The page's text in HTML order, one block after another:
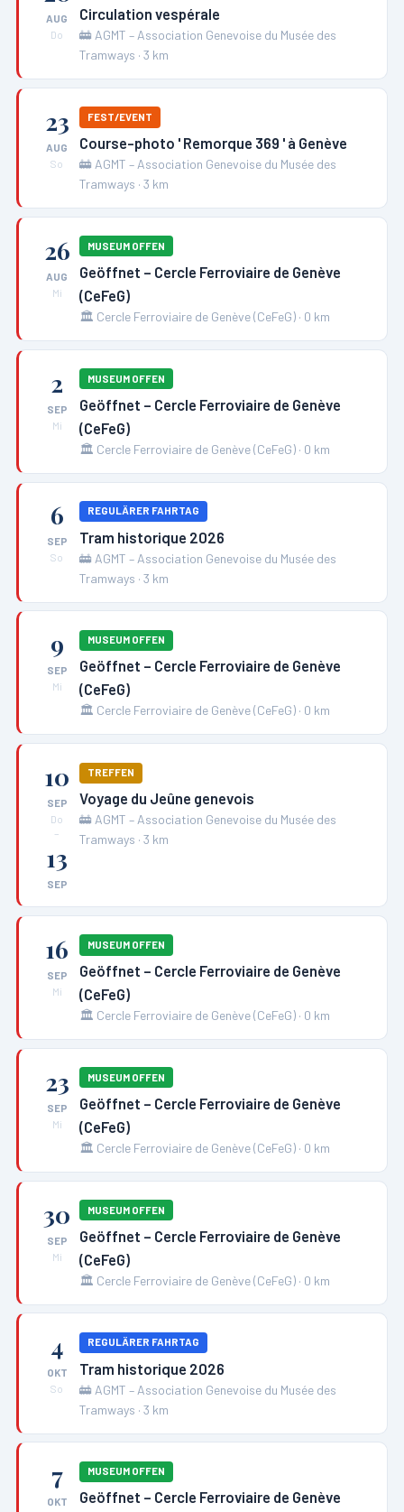
AUG
Do
Circulation vespérale
🚋 AGMT – Association Genevoise du Musée des
Tramways ·3 km
23
AUG
So
FEST/EVENT
Course-photo ' Remorque 369 ' à Genève
🚋 AGMT – Association Genevoise du Musée des
Tramways ·3 km
26
AUG
Mi
MUSEUM OFFEN
Geöffnet – Cercle Ferroviaire de Genève
(CeFeG)
🏛️ Cercle Ferroviaire de Genève (CeFeG) · 0 km
2
SEP
Mi
MUSEUM OFFEN
Geöffnet – Cercle Ferroviaire de Genève
(CeFeG)
🏛️ Cercle Ferroviaire de Genève (CeFeG) · 0 km
6
SEP
So
REGULÄRER FAHRTAG
Tram historique 2026
🚋 AGMT – Association Genevoise du Musée des
Tramways ·3 km
9
SEP
Mi
MUSEUM OFFEN
Geöffnet – Cercle Ferroviaire de Genève
(CeFeG)
🏛️ Cercle Ferroviaire de Genève (CeFeG) · 0 km
10
SEP
Do
–
13
SEP
TREFFEN
Voyage du Jeûne genevois
🚋 AGMT – Association Genevoise du Musée des
Tramways ·3 km
16
SEP
Mi
MUSEUM OFFEN
Geöffnet – Cercle Ferroviaire de Genève
(CeFeG)
🏛️ Cercle Ferroviaire de Genève (CeFeG) · 0 km
23
SEP
Mi
MUSEUM OFFEN
Geöffnet – Cercle Ferroviaire de Genève
(CeFeG)
🏛️ Cercle Ferroviaire de Genève (CeFeG) · 0 km
30
SEP
Mi
MUSEUM OFFEN
Geöffnet – Cercle Ferroviaire de Genève
(CeFeG)
🏛️ Cercle Ferroviaire de Genève (CeFeG) · 0 km
4
OKT
So
REGULÄRER FAHRTAG
Tram historique 2026
🚋 AGMT – Association Genevoise du Musée des
Tramways ·3 km
7
OKT
MUSEUM OFFEN
Geöffnet – Cercle Ferroviaire de Genève